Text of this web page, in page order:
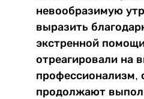
невообразимую
выразить
экстренной
отреагировали на
профессионализм,
продолжают